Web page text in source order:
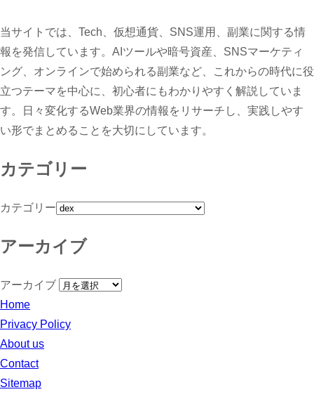
当サイトでは、Tech、仮想通貨、SNS運用、副業に関する情
報を発信しています。AIツールや暗号資産、SNSマーケティ
ング、オンラインで始められる副業など、これからの時代に役
立つテーマを中心に、初心者にもわかりやすく解説していま
す。日々変化するWeb業界の情報をリサーチし、実践しやす
い形でまとめることを大切にしています。
カテゴリー
カテゴリー
アーカイブ
アーカイブ
Home
Privacy Policy
About us
Contact
Sitemap